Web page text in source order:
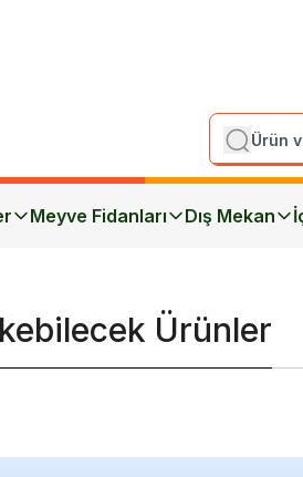
Meyve Fidanları Dış Mekan
Ürünler